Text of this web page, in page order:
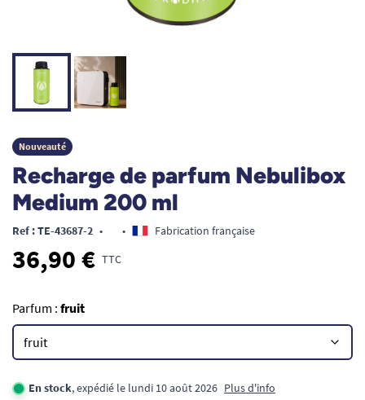
Nouveauté
Recharge de parfum Nebulibox
Medium 200 ml
Ref : TE-43687-2 • • Fabrication française
36,90 € TTC
Parfum : fruit
En stock, expédié le lundi 10 août 2026 Plus d'info